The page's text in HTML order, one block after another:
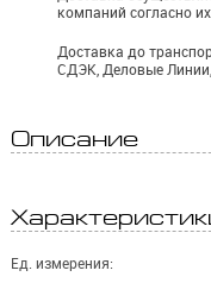
компаний согласно
Доставка до
СДЭК, Деловые
Описание
Ед. измерения: